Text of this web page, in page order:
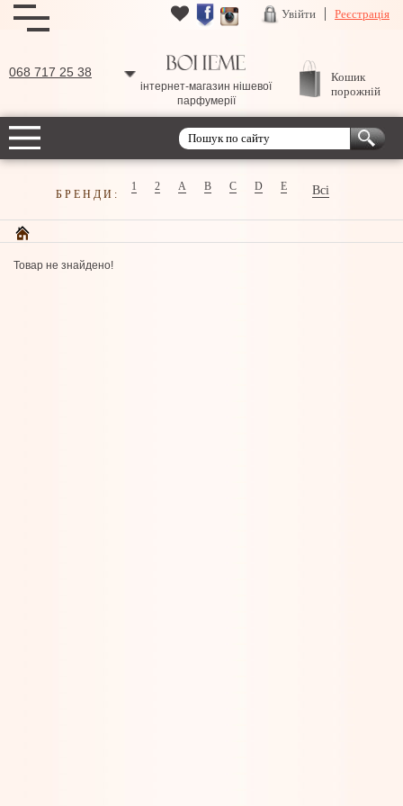
Увійти Реєстрація
068 717 25 38
інтернет-магазин нішевої
парфумерії
Кошик
порожній
БРЕНДИ:
1 2 A B C D E Всі
Товар не знайдено!